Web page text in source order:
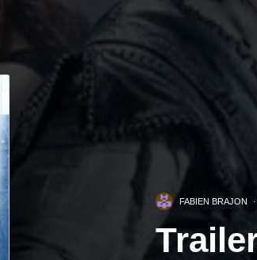
FABIEN BRAJON ·